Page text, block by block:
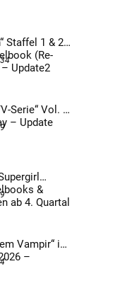
Staffel 1 & 2
(Re-
Update2
Serie“ Vol. 4
– Update
&
ab 4. Quartal
Vampir“ im
–